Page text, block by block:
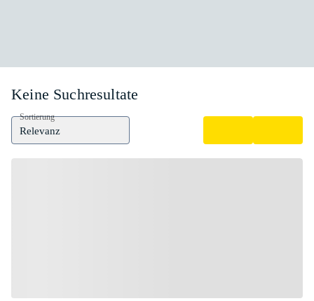
Keine Suchresultate
Sortierung
Relevanz